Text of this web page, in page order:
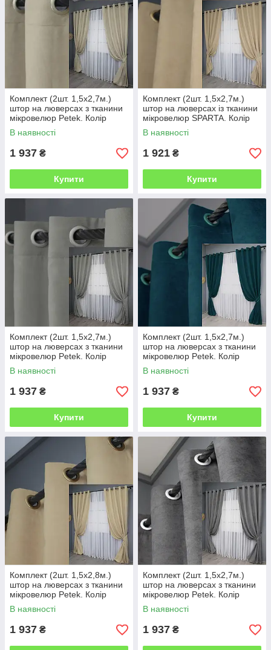
Комплект (2шт. 1,5х2,7м.)
штор на люверсах з тканини
мікровелюр Petek. Колір
бежевий. Код 1488ш 37-0168
В наявності
1 937 ₴
Купити
Комплект (2шт. 1,5х2,7м.)
штор на люверсах із тканини
мікровелюр SPARTA. Колір
бежевий. Код 1192ш 37-0162
В наявності
1 921 ₴
Купити
Комплект (2шт. 1,5х2,7м.)
штор на люверсах з тканини
мікровелюр Petek. Колір
світло-сірий. Код 1477ш 37-
0165
В наявності
1 937 ₴
Купити
Комплект (2шт. 1,5х2,7м.)
штор на люверсах з тканини
мікровелюр Petek. Колір
смарагдовий. Код 1494ш 37-
0211
В наявності
1 937 ₴
Купити
Комплект (2шт. 1,5х2,8м.)
штор на люверсах з тканини
мікровелюр Petek. Колір
бежевий. Код 1491ш 37-0215
В наявності
1 937 ₴
Комплект (2шт. 1,5х2,7м.)
штор на люверсах з тканини
мікровелюр Petek. Колір
сірий. Код 1485ш 37-0214
В наявності
1 937 ₴